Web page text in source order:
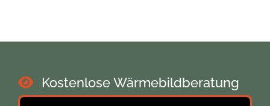
Praktische Funktionen wiedigitaler Zoom, Hot Track, Bild-in-Bild,
Speicher und die Wi-Fi-Funktion lassen sich Aufnahmen einfach
sichern und übertragen. Mit einem Gewicht von 495 gbleibt das
Gerät trotz seiner Leistungsfähigkeit handlich und gut führbar.
Kostenlose Wärmebildberatung